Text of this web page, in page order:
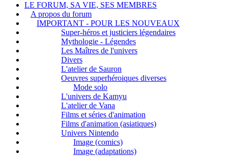
LE FORUM, SA VIE, SES MEMBRES
A propos du forum
IMPORTANT - POUR LES NOUVEAUX
Super-héros et justiciers légendaires
Mythologie - Légendes
Les Maîtres de l'univers
Divers
L'atelier de Sauron
Oeuvres superhéroiques diverses
Mode solo
L'univers de Kamyu
L'atelier de Vana
Films et séries d'animation
Films d'animation (asiatiques)
Univers Nintendo
Image (comics)
Image (adaptations)